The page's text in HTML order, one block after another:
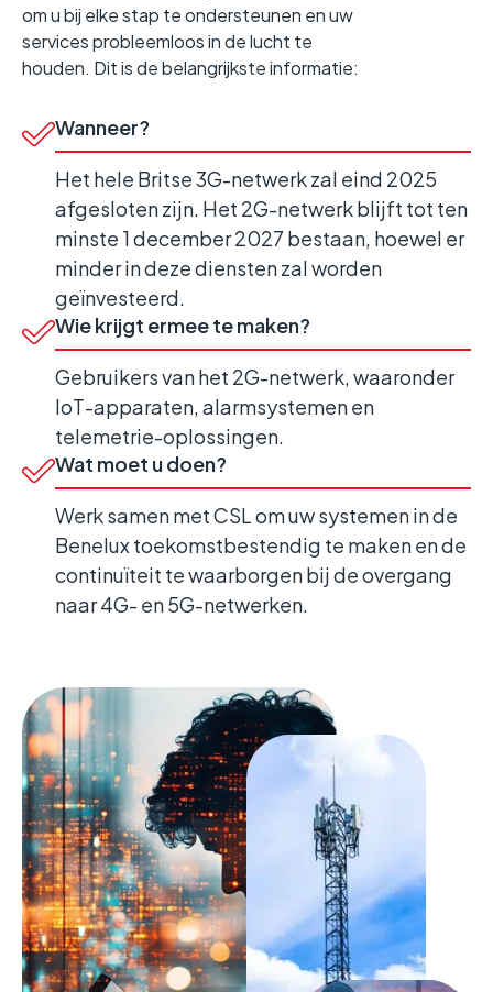
om u bij elke stap te ondersteunen en uw
services probleemloos in de lucht te
houden. Dit is de belangrijkste informatie:
Wanneer?
Het hele Britse 3G-netwerk zal eind 2025
afgesloten zijn. Het 2G-netwerk blijft tot ten
minste 1 december 2027 bestaan, hoewel er
minder in deze diensten zal worden
geïnvesteerd.
Wie krijgt ermee te maken?
Gebruikers van het 2G-netwerk, waaronder
IoT-apparaten, alarmsystemen en
telemetrie-oplossingen.
Wat moet u doen?
Werk samen met CSL om uw systemen in de
Benelux toekomstbestendig te maken en de
continuïteit te waarborgen bij de overgang
naar 4G- en 5G-netwerken.